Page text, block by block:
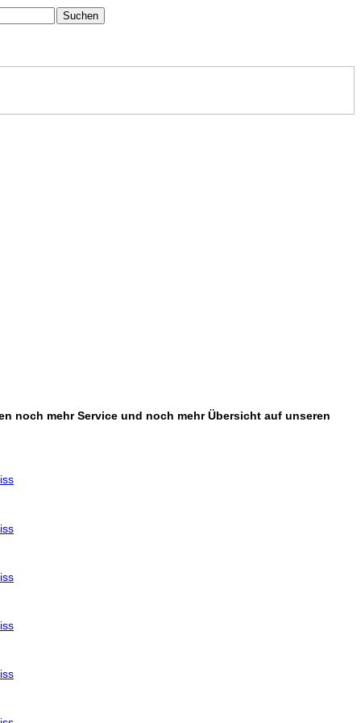
noch mehr Service und noch mehr Übersicht auf unseren